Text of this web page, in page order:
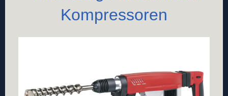
Kompressoren